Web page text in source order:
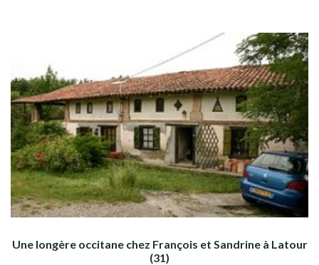
Une longère occitane chez François et Sandrine à Latour
(31)